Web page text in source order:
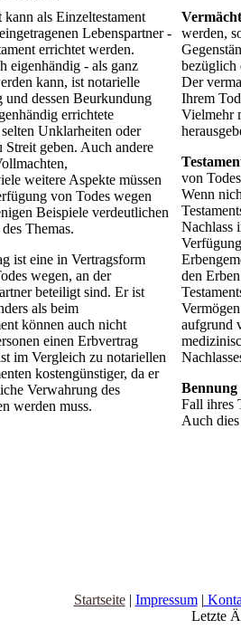
kann als Einzeltestament
Lebenspartner -
errichtet werden.
eigenhändig - als ganz
kann, ist notarielle
dessen Beurkundung
errichtete
Unklarheiten oder
Streit geben. Auch andere
weitere Aspekte müssen
von Todes wegen
Beispiele verdeutlichen
Themas.
ist eine in Vertragsform
wegen, an der
beteiligt sind. Er ist
als beim
können auch nicht
einen Erbvertrag
im Vergleich zu notariellen
kostengünstiger, da er
Verwahrung des
werden muss.
werden,
bezüglich
Der
Ihrem
Vielmehr
von
Wenn
Nachlass
den
aufgrund
Bennung
Fall ihres
Auch
Startseite| Impressum|
Letzte